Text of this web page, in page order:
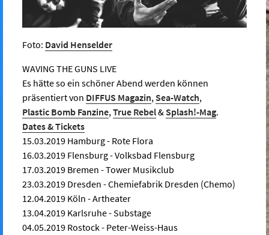
Foto: David Henselder
WAVING THE GUNS LIVE
Es hätte so ein schöner Abend werden können
präsentiert von DIFFUS Magazin,Sea-Watch,
Plastic Bomb Fanzine,True Rebel&Splash!-Mag.
Dates & Tickets
15.03.2019 Hamburg - Rote Flora
16.03.2019 Flensburg - Volksbad Flensburg
17.03.2019 Bremen - Tower Musikclub
23.03.2019 Dresden - Chemiefabrik Dresden (Chemo)
12.04.2019 Köln - Artheater
13.04.2019 Karlsruhe - Substage
04.05.2019 Rostock - Peter-Weiss-Haus